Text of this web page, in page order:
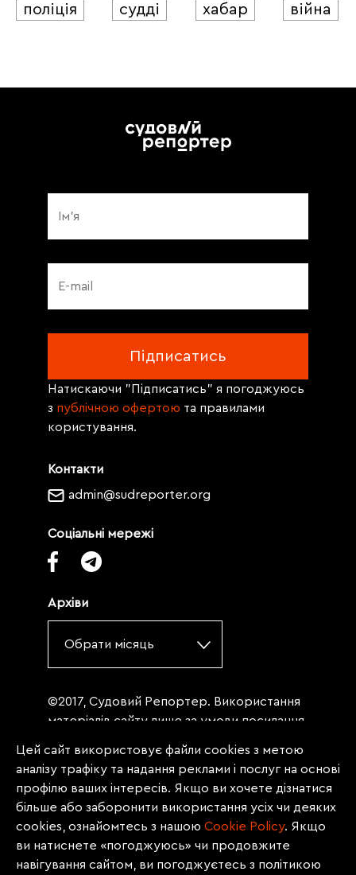
поліція
судді хабар війна
Контакти
admin@sudreporter.org
Соціальні мережі
Архіви
Обрати місяць
Натискаючи "Підписатись" я погоджуюсь
з публічною офертою та правилами
користування.
©2017, Судовий Репортер. Використання
матеріалів сайту лише за умови посилання
«Судовий репортер» не нижче третього
абзацу. Матеріали, щодо яких міститься
заборона на повну републікацію
(передрук, копіювання, відтворення або
інше використання), заборонено
передруковувати без згоди редакції.
Цей сайт використовує файли cookies з метою
аналізу трафіку та надання реклами і послуг на основі
профілю ваших інтересів. Якщо ви хочете дізнатися
більше або заборонити використання усіх чи деяких
cookies, ознайомтесь з нашою Сookie Policy. Якщо
ви натиснете «погоджуюсь» чи продовжите
навігування сайтом, ви погоджуєтесь з політикою